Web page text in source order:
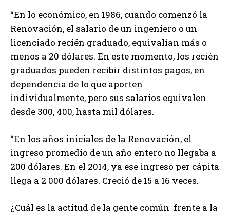
“En lo económico, en 1986, cuando comenzó la
Renovación, el salario de un ingeniero o un
licenciado recién graduado, equivalían más o
menos a 20 dólares. En este momento, los recién
graduados pueden recibir distintos pagos, en
dependencia de lo que aporten
individualmente, pero sus salarios equivalen
desde 300, 400, hasta mil dólares.
“En los años iniciales de la Renovación, el
ingreso promedio de un año entero no llegaba a
200 dólares. En el 2014, ya ese ingreso per cápita
llega a 2 000 dólares. Creció de 15 a 16 veces.
¿Cuál es la actitud de la gente común frente a la